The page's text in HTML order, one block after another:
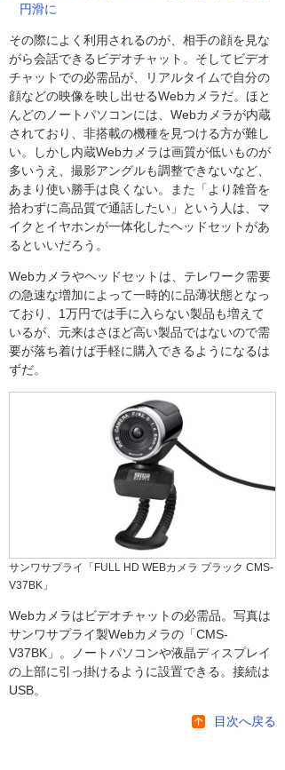
円滑に
その際によく利用されるのが、相手の顔を見な
がら会話できるビデオチャット。そしてビデオ
チャットでの必需品が、リアルタイムで自分の
顔などの映像を映し出せるWebカメラだ。ほと
んどのノートパソコンには、Webカメラが内蔵
されており、非搭載の機種を見つける方が難し
い。しかし内蔵Webカメラは画質が低いものが
多いうえ、撮影アングルも調整できないなど、
あまり使い勝手は良くない。また「より雑音を
拾わずに高品質で通話したい」という人は、マ
イクとイヤホンが一体化したヘッドセットがあ
るといいだろう。
Webカメラやヘッドセットは、テレワーク需要
の急速な増加によって一時的に品薄状態となっ
ており、1万円では手に入らない製品も増えて
いるが、元来はさほど高い製品ではないので需
要が落ち着けば手軽に購入できるようになるは
ずだ。
サンワサプライ「FULL HD WEBカメラ ブラック CMS-
V37BK」
Webカメラはビデオチャットの必需品。写真は
サンワサプライ製Webカメラの「CMS-
V37BK」。ノートパソコンや液晶ディスプレイ
の上部に引っ掛けるように設置できる。接続は
USB。
目次へ戻る